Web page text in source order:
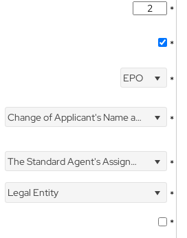
*
*
EPO *
Change of Applicant's Name and Address *
The Standard Agent's Assignment
*
Legal Entity
*
*